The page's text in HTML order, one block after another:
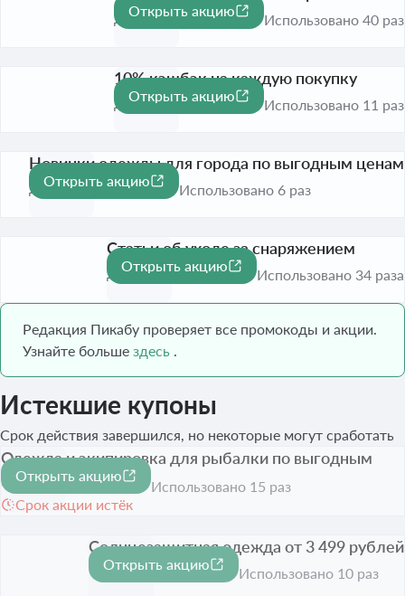
До 31 дек. 2026
Открыть акцию
Использовано 40 раз
10% кэшбэк на каждую покупку
До 31 дек. 2026
Открыть акцию
Использовано 11 раз
Новинки одежды для города по выгодным ценам
До 31 авг. 2026
Открыть акцию
Использовано 6 раз
Статьи об уходе за снаряжением
До 31 дек. 2026
Открыть акцию
Использовано 34 раза
Редакция Пикабу проверяет все промокоды и акции.
Узнайте больше здесь .
Истекшие купоны
Срок действия завершился, но некоторые могут сработать
Одежда и экипировка для рыбалки по выгодным
ценам
Срок акции истёк
Открыть акцию
Использовано 15 раз
Солнцезащитная одежда от 3 499 рублей
Срок акции истёк
Открыть акцию
Использовано 10 раз